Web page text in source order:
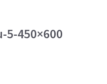
450×600